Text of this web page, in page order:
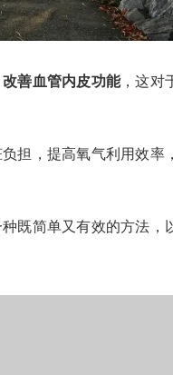
善血管内皮功能，这对
担，提高氧气利用效率
既简单又有效的方法，